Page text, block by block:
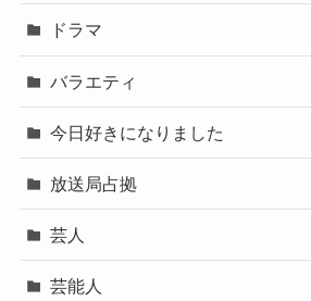
ドラマ
バラエティ
今日好きになりました
放送局占拠
芸人
芸能人